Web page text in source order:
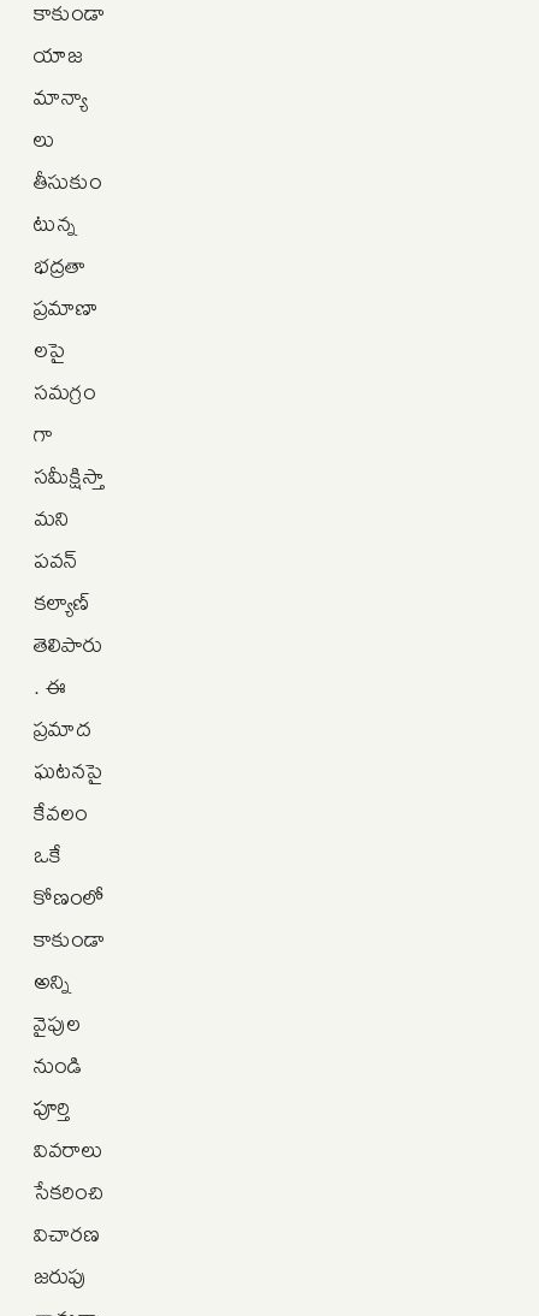
కాకుండా
యాజ
మాన్యా
లు
తీసుకుం
టున్న
భద్రతా
ప్రమాణా
లపై
సమగ్రం
గా
సమీక్షిస్తా
మని
పవన్
కల్యాణ్
తెలిపారు
. ఈ
ప్రమాద
ఘటనపై
కేవలం
ఒకే
కోణంలో
కాకుండా
అన్ని
వైపుల
నుండి
పూర్తి
వివరాలు
సేకరించి
విచారణ
జరుపు